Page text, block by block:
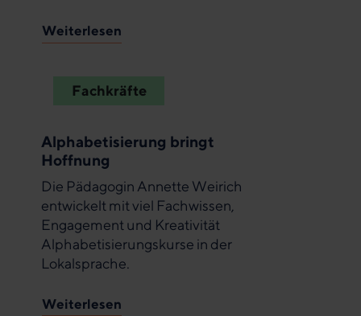
Weiterlesen
Fachkräfte
Alphabetisierung bringt
Hoffnung
Die Pädagogin Annette Weirich
entwickelt mit viel Fachwissen,
Engagement und Kreativität
Alphabetisierungskurse in der
Lokalsprache.
Weiterlesen